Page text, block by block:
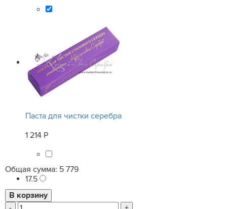
Паста для чистки серебра
1 214 Р
Общая сумма: 5 779
17.5